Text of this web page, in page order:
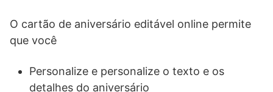
O cartão de aniversário editável online permite
que você
Personalize e personalize o texto e os
detalhes do aniversário